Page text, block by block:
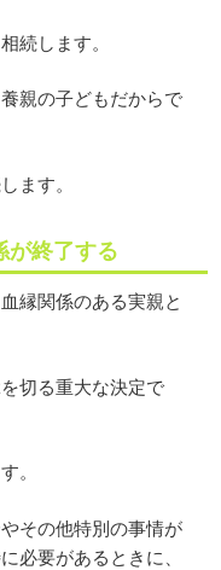
続します。
親の子どもだからで
ます。
終了する
縁関係のある実親と
切る重大な決定で
。
その他特別の事情が
必要があるときに、